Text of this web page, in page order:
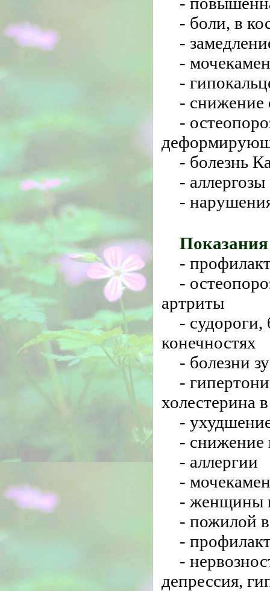
- боли, в
-
-
-
- снижение
-
- болезнь
- аллергозы
-
-
-
артриты
-
конечностях
- болезни
-
холестерина
-
- снижение
- аллергии
-
- женщины
- пожилой
-
-
депрессия,